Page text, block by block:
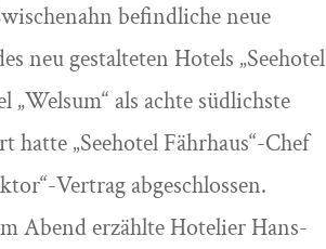
befindliche neue
gestalteten Hotels „Seehotel
als achte südlichste
„Seehotel Fährhaus“-Chef
Vertrag abgeschlossen.
Abend erzählte Hotelier Hans-